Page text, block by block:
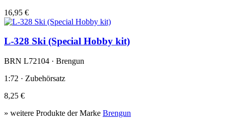
16,95 €
L-328 Ski (Special Hobby kit)
BRN L72104 · Brengun
1:72 · Zubehörsatz
8,25 €
» weitere Produkte der Marke Brengun